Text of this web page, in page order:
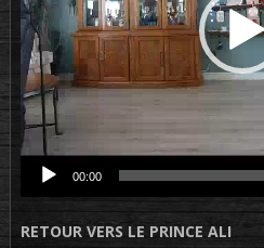
00:00
RETOUR VERS LE PRINCE ALI